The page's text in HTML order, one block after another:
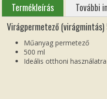
Termékleírás
További
Virágpermetező
Műanyag permetező
500 ml
Ideális otthoni használatra